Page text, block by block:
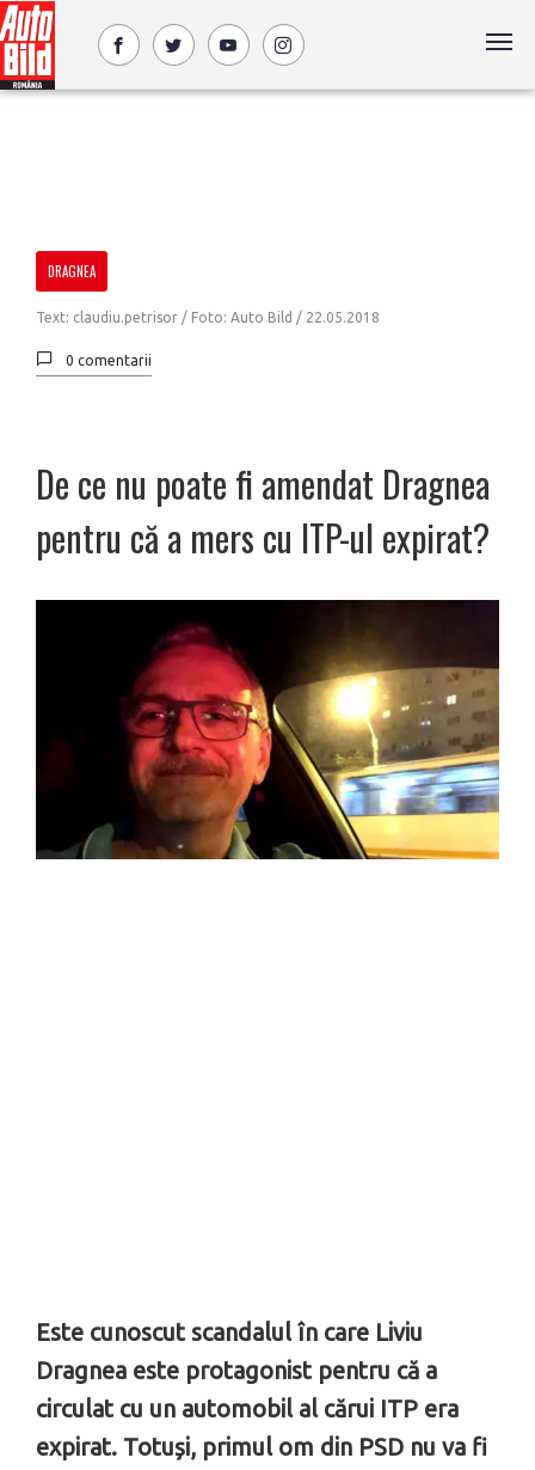
DRAGNEA
Text: claudiu.petrisor / Foto: Auto Bild / 22.05.2018
0 comentarii
De ce nu poate fi amendat Dragnea
pentru că a mers cu ITP-ul expirat?
Este cunoscut scandalul în care Liviu
Dragnea este protagonist pentru că a
circulat cu un automobil al cărui ITP era
expirat. Totuși, primul om din PSD nu va fi